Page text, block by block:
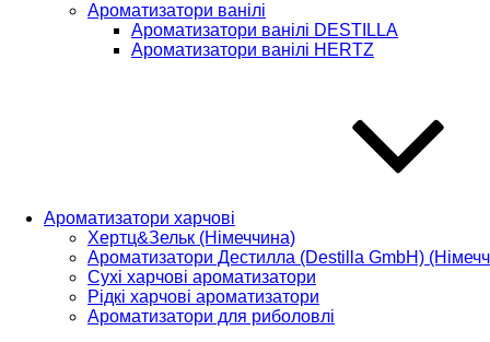
Ароматизатори ванілі
Ароматизатори ванілі DESTILLA
Ароматизатори ванілі HERTZ
Ароматизатори харчові
Хертц&Зельк (Німеччина)
Ароматизатори Дестилла (Destilla GmbH)
Сухі харчові ароматизатори
Рідкі харчові ароматизатори
Ароматизатори для риболовлі